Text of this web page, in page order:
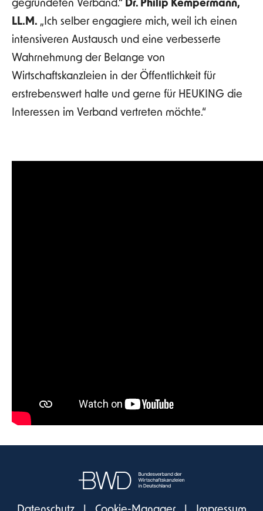
gegründeten Verband.“ Dr. Philip Kempermann,
LL.M. „Ich selber engagiere mich, weil ich einen
intensiveren Austausch und eine verbesserte
Wahrnehmung der Belange von
Wirtschaftskanzleien in der Öffentlichkeit für
erstrebenswert halte und gerne für HEUKING die
Interessen im Verband vertreten möchte.“